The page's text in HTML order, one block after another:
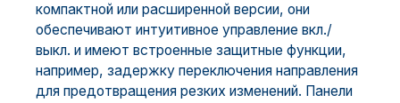
компактной или расширенной версии, они
обеспечивают интуитивное управление вкл./
выкл. и имеют встроенные защитные функции,
например, задержку переключения направления
для предотвращения резких изменений. Панели